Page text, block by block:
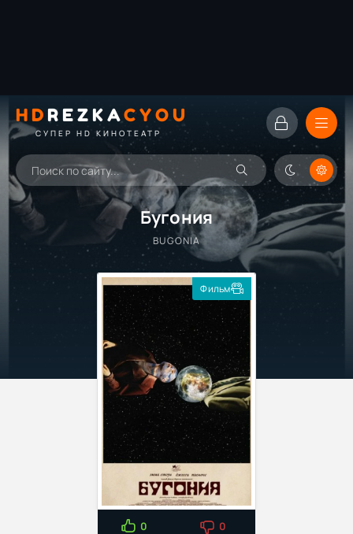
HDREZKACYOU
СУПЕР HD КИНОТЕАТР
Бугония
BUGONIA
Фильм
0 0